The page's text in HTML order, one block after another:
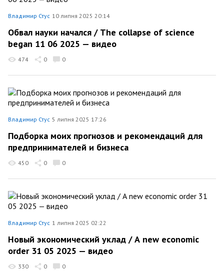
Владимир Стус 10 липня 2025 20:14
Обвал науки начался / The collapse of science
began 11 06 2025 — видео
474 0 0
Владимир Стус 5 липня 2025 17:26
Подборка моих прогнозов и рекомендаций для
предпринимателей и бизнеса
450 0 0
Владимир Стус 1 липня 2025 02:22
Новый экономический уклад / А new economic
order 31 05 2025 — видео
330 0 0